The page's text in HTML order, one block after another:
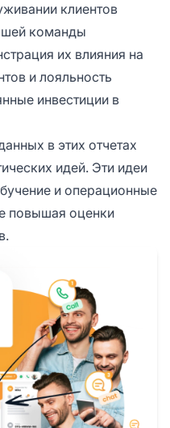
клиентов
команды
их влияния на
и лояльность
инвестиции в
в этих отчетах
идей. Эти идеи
и операционные
повышая оценки